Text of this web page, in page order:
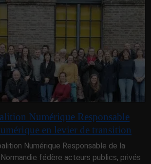
Numérique Responsable
en levier de transition
Numérique Responsable de la
fédère acteurs publics, privés